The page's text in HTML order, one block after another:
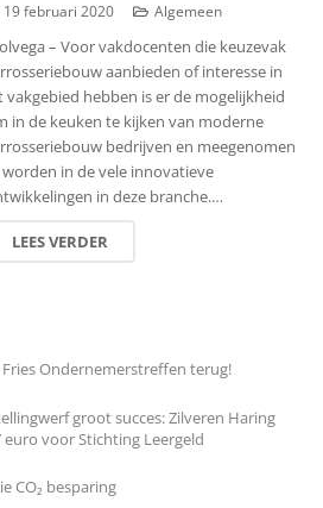
19 februari 2020 Algemeen
– Voor vakdocenten die keuzevak
aanbieden of interesse in
vakgebied hebben is er de mogelijkheid
in de keuken te kijken van moderne
bedrijven en meegenomen
in de vele innovatieve
in deze branche.…
LEES VERDER
Ondernemerstreffen terug!
groot succes: Zilveren Haring
voor Stichting Leergeld
CO₂ besparing